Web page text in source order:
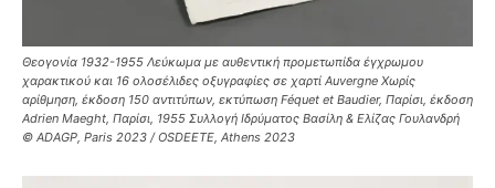
Θεογονία 1932-1955 Λεύκωμα με αυθεντική προμετωπίδα έγχρωμου
χαρακτικού και 16 ολοσέλιδες οξυγραφίες σε χαρτί Auvergne Χωρίς
αρίθμηση, έκδοση 150 αντιτύπων, εκτύπωση Féquet et Baudier, Παρίσι, έκδοση
Adrien Maeght, Παρίσι, 1955 Συλλογή Ιδρύματος Βασίλη & Ελίζας Γουλανδρή
© ADAGP, Paris 2023 / OSDEETE, Athens 2023